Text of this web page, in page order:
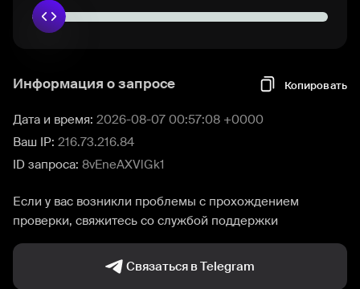
Информация о запросе Копировать
Дата и время: 2026-08-07 00:57:08 +0000
Ваш IP: 216.73.216.84
ID запроса: 8vEneAXVlGk1
Если у вас возникли проблемы с прохождением
проверки, свяжитесь со службой поддержки
Связаться в Telegram